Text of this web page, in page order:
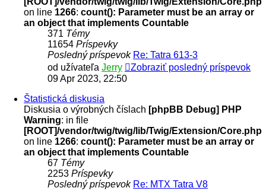
on line 1266: count(): Parameter must be an array or
an object that implements Countable
371 Témy
11654 Príspevky
Posledný príspevok Re: Tatra 613-3
od užívateľa Jerry
Zobraziť posledný príspevok
09 Apr 2023, 22:50
Štatistická diskusia
Diskusia o výrobných číslach [phpBB Debug] PHP
Warning: in file
[ROOT]/vendor/twig/twig/lib/Twig/Extension/Core.php
on line 1266: count(): Parameter must be an array or
an object that implements Countable
67 Témy
2253 Príspevky
Posledný príspevok Re: MTX Tatra V8